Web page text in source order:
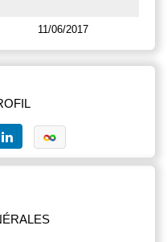
11/06/2017